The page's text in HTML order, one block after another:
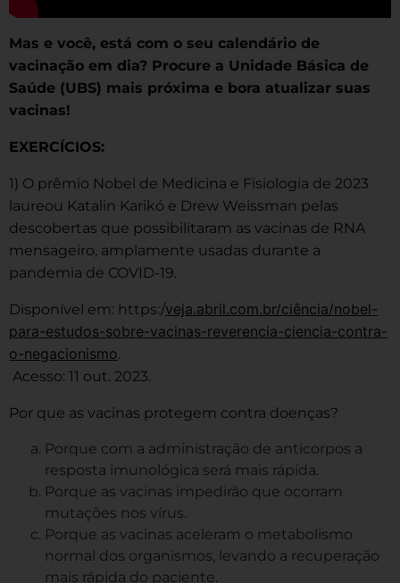
Mas e você, está com o seu calendário de
vacinação em dia? Procure a Unidade Básica de
Saúde (UBS) mais próxima e bora atualizar suas
vacinas!
EXERCÍCIOS:
1) O prêmio Nobel de Medicina e Fisiologia de 2023
laureou Katalin Karikó e Drew Weissman pelas
descobertas que possibilitaram as vacinas de RNA
mensageiro, amplamente usadas durante a
pandemia de COVID-19.
Disponível em: https:/veja.abril.com.br/ciência/nobel-
para-estudos-sobre-vacinas-reverencia-ciencia-contra-
o-negacionismo.
Acesso: 11 out. 2023.
Por que as vacinas protegem contra doenças?
Porque com a administração de anticorpos a
resposta imunológica será mais rápida.
Porque as vacinas impedirão que ocorram
mutações nos vírus.
Porque as vacinas aceleram o metabolismo
normal dos organismos, levando a recuperação
mais rápida do paciente.